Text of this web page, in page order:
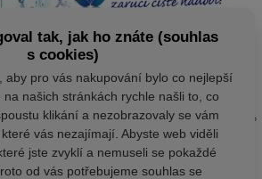
tak, jak ho znáte (souhlas
s cookies)
aby pro vás nakupování bylo co nejlepší
na našich stránkách rychle našli to, co
klikání a nezobrazovaly se vám
vás nezajímají. Abyste web viděli
jste zvyklí a nemuseli se pokaždé
od vás potřebujeme souhlas se